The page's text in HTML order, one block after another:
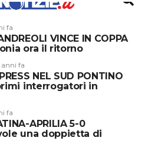
fa
VINCE IN COPPA
ora il ritorno
anni fa
NEL SUD PONTINO
interrogatori in
fa
APRILIA 5-0
una doppietta di